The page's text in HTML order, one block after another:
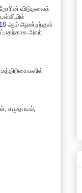
விடுதலைக்
ஆம் ஆண்டிற்குள்
அவர்
, சமுதாயம்,